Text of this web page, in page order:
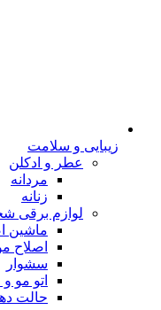
زیبایی و سلامت
عطر و ادکلن
مردانه
زنانه
لوازم برقی
ماشین
اصلاح
سشوار
اتو مو
حالت